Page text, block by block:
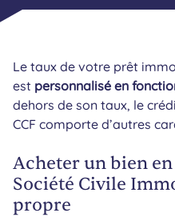
Le taux de votre prêt
est personnalisé en
dehors de son taux, le
CCF comporte d’autres
Acheter un bien
Société Civile
propre